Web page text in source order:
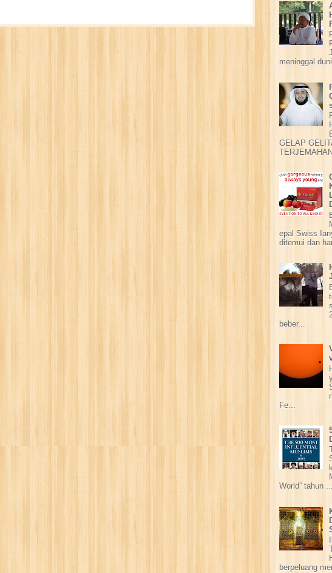
meninggal
GELAP
epal Swiss
ditemui dan
beber...
Fe...
World” tahun ...
berpeluang